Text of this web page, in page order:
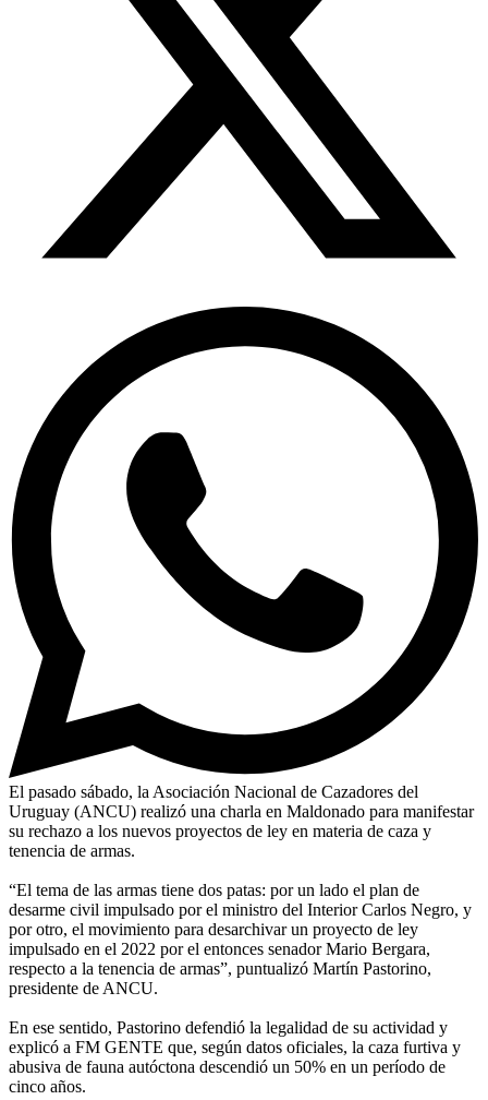
El pasado sábado, la Asociación Nacional de Cazadores del
Uruguay (ANCU) realizó una charla en Maldonado para manifestar
su rechazo a los nuevos proyectos de ley en materia de caza y
tenencia de armas.
“El tema de las armas tiene dos patas: por un lado el plan de
desarme civil impulsado por el ministro del Interior Carlos Negro, y
por otro, el movimiento para desarchivar un proyecto de ley
impulsado en el 2022 por el entonces senador Mario Bergara,
respecto a la tenencia de armas”, puntualizó Martín Pastorino,
presidente de ANCU.
En ese sentido, Pastorino defendió la legalidad de su actividad y
explicó a FM GENTE que, según datos oficiales, la caza furtiva y
abusiva de fauna autóctona descendió un 50% en un período de
cinco años.